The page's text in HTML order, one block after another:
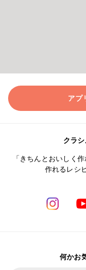
アプ
クラ
「きちんとおいしく
作れるレシ
何かお